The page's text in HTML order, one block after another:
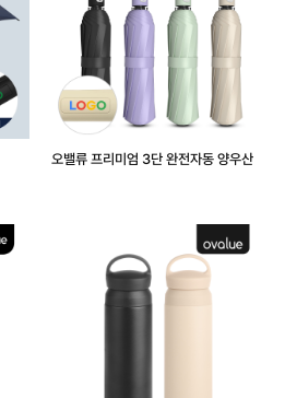
오밸류 프리미엄 3단 완전자동 양우산